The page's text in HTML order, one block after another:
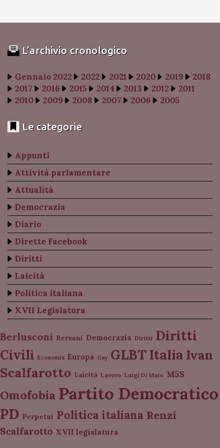
L’archivio cronologico
Gennaio 2022 2022 2021 2020 2019
2018
2017
2016 2015 2014 2013 2012
2011
2010
2009 2008 2007 2006 2005
Le categorie
Appunti
Attività parlamentare
Attualità
Democrazia
Diario
Dirette Facebook
Diritti
Laicità
Politica italiana
XVII Legislatura
Berlusconi Bersani Democrazia Diritti Diritti
Civili Economia Europa Gay GLBT Italia Ivan
Scalfarotto Laicità Lavoro Luigi Di Maio M5S
Omofobia Partito Democratico
PD Perpetui Politica italiana Renzi
Scalfarotto XVII legislatura